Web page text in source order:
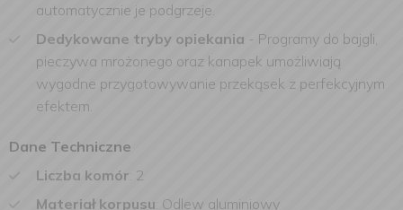
automatycznie je podgrzeje.
Dedykowane tryby opiekania - Programy do bajgli,
pieczywa mrożonego oraz kanapek umożliwiają
wygodne przygotowywanie przekąsek z perfekcyjnym
efektem.
Dane Techniczne
Liczba komór: 2
Materiał korpusu: Odlew aluminiowy